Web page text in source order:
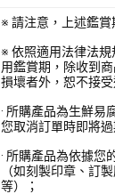
※ 請注意，上述鑑賞
※ 依照適用法律法
用鑑賞期，除收到
損壞者外，恕不接受
· 所購產品為生鮮易
您取消訂單時即將過
· 所購產品為依據您
（如刻製印章、訂
等）；